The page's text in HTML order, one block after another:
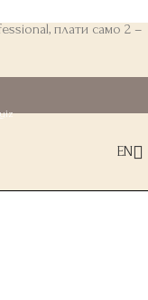
плати само 2 –
EN